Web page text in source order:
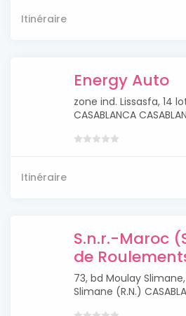
Itinéraire
Energy Auto
zone ind. Lissasfa, 14
CASABLANCA
Itinéraire
S.n.r.-Maroc
de
73, bd Moulay
Slimane (R.N.)